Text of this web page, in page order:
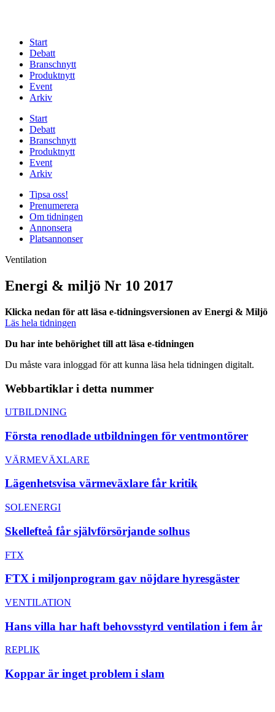
Start
Debatt
Branschnytt
Produktnytt
Event
Arkiv
Start
Debatt
Branschnytt
Produktnytt
Event
Arkiv
Tipsa oss!
Prenumerera
Om tidningen
Annonsera
Platsannonser
Ventilation
Energi & miljö Nr 10 2017
Klicka nedan för att läsa e-tidningsversionen av Energi & Miljö
Läs hela tidningen
Du har inte behörighet till att läsa e-tidningen
Du måste vara inloggad för att kunna läsa hela tidningen digitalt.
Webbartiklar i detta nummer
UTBILDNING
Första renodlade utbildningen för ventmontörer
VÄRMEVÄXLARE
Lägenhetsvisa värmeväxlare får kritik
SOLENERGI
Skellefteå får självförsörjande solhus
FTX
FTX i miljonprogram gav nöjdare hyresgäster
VENTILATION
Hans villa har haft behovsstyrd ventilation i fem år
REPLIK
Koppar är inget problem i slam